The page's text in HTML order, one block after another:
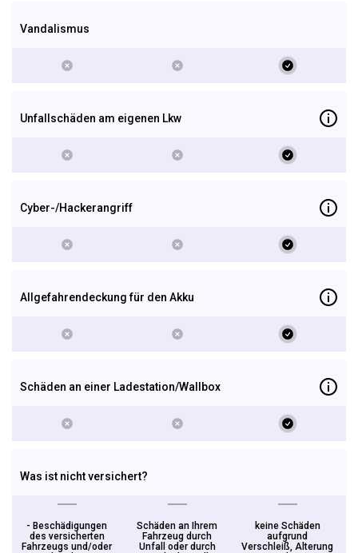
Vandalismus
Unfallschäden am eigenen Lkw
Cyber-/Hackerangriff
Allgefahrendeckung für den Akku
Schäden an einer Ladestation/Wallbox
Was ist nicht versichert?
- Beschädigungen
des versicherten
Fahrzeugs und/oder
Schäden an Ihrem
Fahrzeug durch
Unfall oder durch
keine Schäden
aufgrund
Verschleiß, Alterung